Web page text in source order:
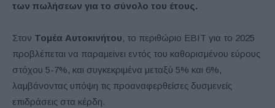
των πωλήσεων για το σύνολο του έτους.
Στον Τομέα Αυτοκινήτου, το περιθώριο EBIT για το 2025
προβλέπεται να παραμείνει εντός του καθορισμένου εύρους
στόχου 5-7%, και συγκεκριμένα μεταξύ 5% και 6%,
λαμβάνοντας υπόψη τις προαναφερθείσες δυσμενείς
επιδράσεις στα κέρδη.